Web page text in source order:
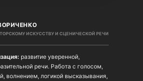
ИСКУССТВУ И СЦЕНИЧЕСКОЙ РЕЧИ
развитие уверенной,
речи. Работа с голосом,
волнением, логикой высказывания,